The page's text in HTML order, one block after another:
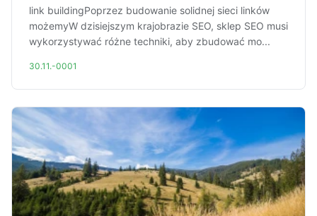
link buildingPoprzez budowanie solidnej sieci linków
możemyW dzisiejszym krajobrazie SEO, sklep SEO musi
wykorzystywać różne techniki, aby zbudować mo...
30.11.-0001